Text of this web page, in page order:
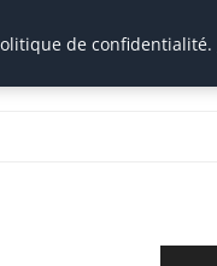
de confidentialité.